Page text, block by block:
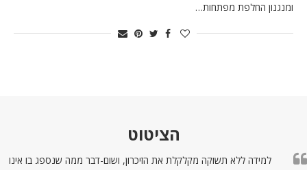
ומנגנון החלפת מפתחות…
הציטוט
למידה ללא תשוקה מקלקלת את הזיכרון, ושום-דבר ממה שנספג בו אינו